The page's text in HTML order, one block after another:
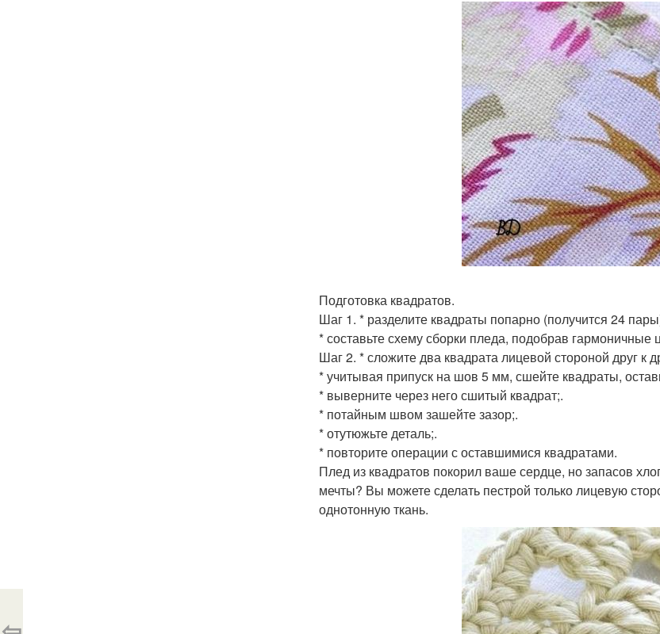
Подготовка квадратов.
Шаг 1. * разделите квадраты попарно (получится 24
* составьте схему сборки пледа, подобрав гармоничные
Шаг 2. * сложите два квадрата лицевой стороной друг к
* учитывая припуск на шов 5 мм, сшейте квадраты,
* выверните через него сшитый квадрат;.
* потайным швом зашейте зазор;.
* отутюжьте деталь;.
* повторите операции с оставшимися квадратами.
Плед из квадратов покорил ваше сердце, но запасов
мечты? Вы можете сделать пестрой только лицевую
однотонную ткань.